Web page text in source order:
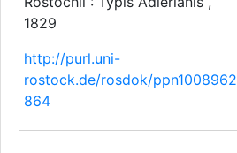
1829
http://purl.uni-
rostock.de/rosdok/ppn1008962
864